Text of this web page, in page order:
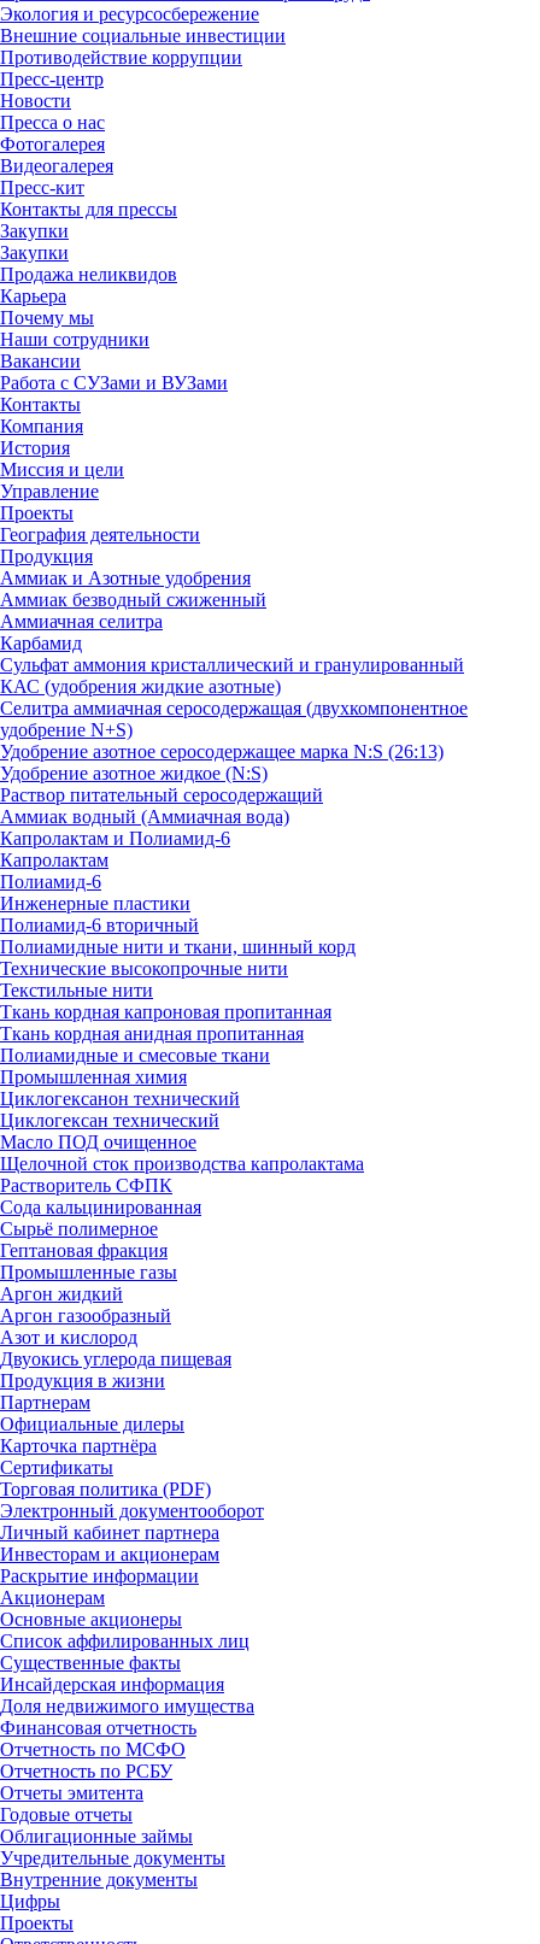
Экология и ресурсосбережение
Внешние социальные инвестиции
Противодействие коррупции
Пресс-центр
Новости
Пресса о нас
Фотогалерея
Видеогалерея
Пресс-кит
Контакты для прессы
Закупки
Закупки
Продажа неликвидов
Карьера
Почему мы
Наши сотрудники
Вакансии
Работа с СУЗами и ВУЗами
Контакты
Компания
История
Миссия и цели
Управление
Проекты
География деятельности
Продукция
Аммиак и Азотные удобрения
Аммиак безводный сжиженный
Аммиачная селитра
Карбамид
Сульфат аммония кристаллический и гранулированный
КАС (удобрения жидкие азотные)
Селитра аммиачная серосодержащая (двухкомпонентное
удобрение N+S)
Удобрение азотное серосодержащее марка N:S (26:13)
Удобрение азотное жидкое (N:S)
Раствор питательный серосодержащий
Аммиак водный (Аммиачная вода)
Капролактам и Полиамид-6
Капролактам
Полиамид-6
Инженерные пластики
Полиамид-6 вторичный
Полиамидные нити и ткани, шинный корд
Технические высокопрочные нити
Текстильные нити
Ткань кордная капроновая пропитанная
Ткань кордная анидная пропитанная
Полиамидные и смесовые ткани
Промышленная химия
Циклогексанон технический
Циклогексан технический
Масло ПОД очищенное
Щелочной сток производства капролактама
Растворитель СФПК
Сода кальцинированная
Сырьё полимерное
Гептановая фракция
Промышленные газы
Аргон жидкий
Аргон газообразный
Азот и кислород
Двуокись углерода пищевая
Продукция в жизни
Партнерам
Официальные дилеры
Карточка партнёра
Сертификаты
Торговая политика (PDF)
Электронный документооборот
Личный кабинет партнера
Инвесторам и акционерам
Раскрытие информации
Акционерам
Основные акционеры
Список аффилированных лиц
Существенные факты
Инсайдерская информация
Доля недвижимого имущества
Финансовая отчетность
Отчетность по МСФО
Отчетность по РСБУ
Отчеты эмитента
Годовые отчеты
Облигационные займы
Учредительные документы
Внутренние документы
Цифры
Проекты